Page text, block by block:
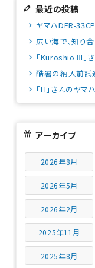
最近の投稿
ヤマハDFR-
広い海で、知り
「Kuroshio Ⅲ」
酷暑の納入前試
「H」さんのヤ
アーカイブ
2026年8月
2026年5月
2026年2月
2025年11月
2025年8月